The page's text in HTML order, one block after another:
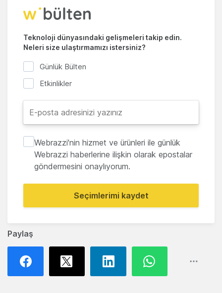
Paylaş
Teknoloji dünyasındaki gelişmeleri takip edin.
Neleri size ulaştırmamızı istersiniz?
Günlük Bülten
Etkinlikler
Webrazzi'nin hizmet ve ürünleri ile günlük
Webrazzi haberlerine ilişkin olarak epostalar
göndermesini onaylıyorum.
Seçimlerimi kaydet